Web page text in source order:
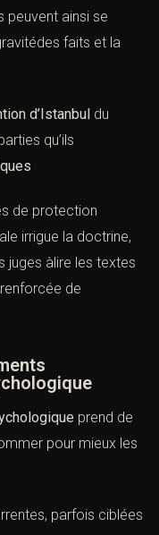
sur l’employeur.
peuvent ainsi
d’Istanbul
de protection
irrigue la
les juges àlire